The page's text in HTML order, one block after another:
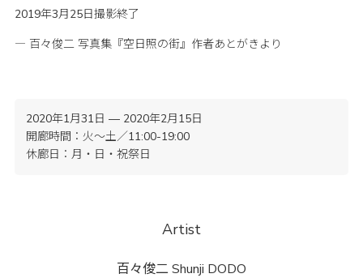
2019年3月25日撮影終了
― 百々俊二 写真集『空日照の街』作者あとがきより
2020年1月31日 — 2020年2月15日
開廊時間：火〜土／11:00-19:00
休廊日：月・日・祝祭日
Artist
百々俊二Shunji DODO